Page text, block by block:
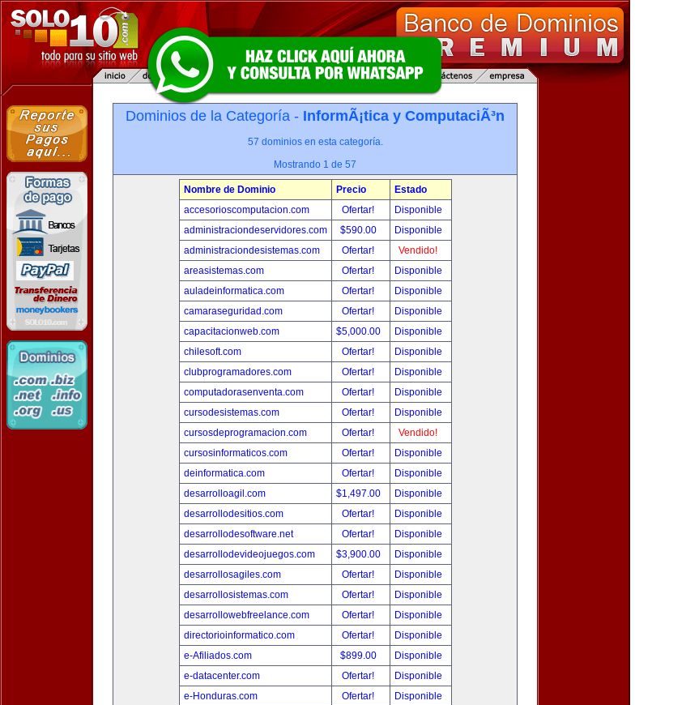
Dominios de la Categoría - InformÃ¡tica y ComputaciÃ³n
57 dominios en esta categoría.
Mostrando 1 de 57
Nombre de Dominio Precio
Estado
accesorioscomputacion.com
Ofertar!
Disponible
administraciondeservidores.com
$590.00
Disponible
administraciondesistemas.com
Ofertar!
Vendido!
areasistemas.com
Ofertar!
Disponible
auladeinformatica.com
Ofertar!
Disponible
camaraseguridad.com
Ofertar!
Disponible
capacitacionweb.com
$5,000.00
Disponible
chilesoft.com
Ofertar!
Disponible
clubprogramadores.com
Ofertar!
Disponible
computadorasenventa.com
Ofertar!
Disponible
cursodesistemas.com
Ofertar!
Disponible
cursosdeprogramacion.com
Ofertar!
Vendido!
cursosinformaticos.com
Ofertar!
Disponible
deinformatica.com
Ofertar!
Disponible
desarrolloagil.com
$1,497.00
Disponible
desarrollodesitios.com
Ofertar!
Disponible
desarrollodesoftware.net
Ofertar!
Disponible
desarrollodevideojuegos.com
$3,900.00
Disponible
desarrollosagiles.com
Ofertar!
Disponible
desarrollosistemas.com
Ofertar!
Disponible
desarrollowebfreelance.com
Ofertar!
Disponible
directorioinformatico.com
Ofertar!
Disponible
e-Afiliados.com
$899.00
Disponible
e-datacenter.com
Ofertar!
Disponible
e-Honduras.com
Ofertar!
Disponible